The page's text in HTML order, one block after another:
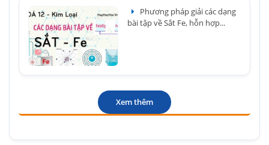
Phương pháp giải các dạng
bài tập về Sắt Fe, hỗn hợp...
Xem thêm